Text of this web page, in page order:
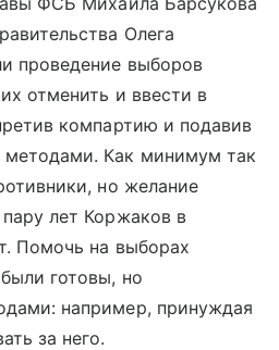
Олега
проведение выборов
отменить и ввести в
компартию и подавив
Как минимум так
но желание
лет Коржаков в
Помочь на выборах
готовы, но
например, принуждая
за него.